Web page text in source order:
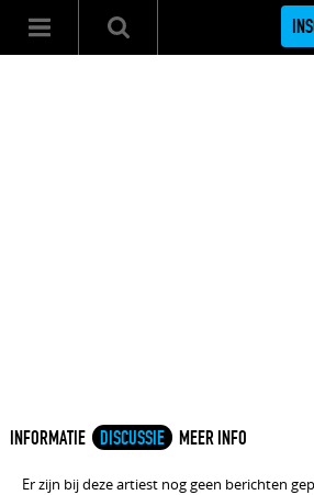
INFORMATIE DISCUSSIE MEER INFO
Er zijn bij deze artiest nog geen berichten